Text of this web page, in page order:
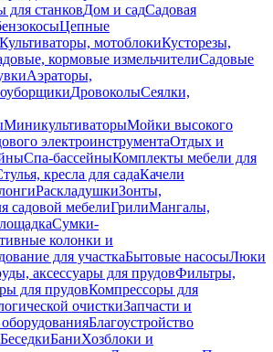
для станковДом и садСадовая
Цепные
Культиваторы, мотоблокиКусторезы,
кормовые измельчителиСадовые
Аэраторы,
ДровоколыСеялки,
МиникультиваторыМойки высокого
электроинструментаОтдых и
Спа-бассейныКомплекты мебели для
кресла для садаКачели
РаскладушкиЗонты,
садовой мебелиГрилиМангалы,
Сумки-
колонки и
для участкаБытовые насосыЛюки
аксессуары для прудовФильтры,
для прудовКомпрессоры для
очисткиЗапчасти и
Благоустройство
БеседкиБаниХозблоки и